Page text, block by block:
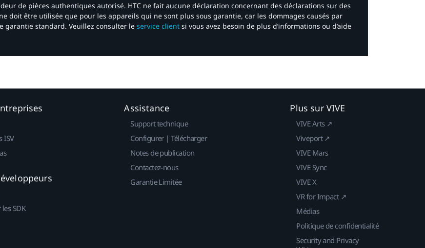
de pièces authentiques autorisé. HTC ne fait aucune déclaration concernant des déclarations sur des
doit être utilisée que pour les appareils qui ne sont plus sous garantie, car les dommages causés par
garantie standard. Veuillez consulter le service client si vous avez besoin de plus d’informations ou d’aide
ISV
SDK
Assistance
Support technique
Configurer | Télécharger
Notes de publication
Contactez-nous
Garantie Limitée
Plus sur VIVE
VIVE Arts ↗
Viveport ↗
VIVE Mars
VIVE Sync
VIVE X
VR for Impact ↗
Médias
Politique de confidentialité
Security and Privacy